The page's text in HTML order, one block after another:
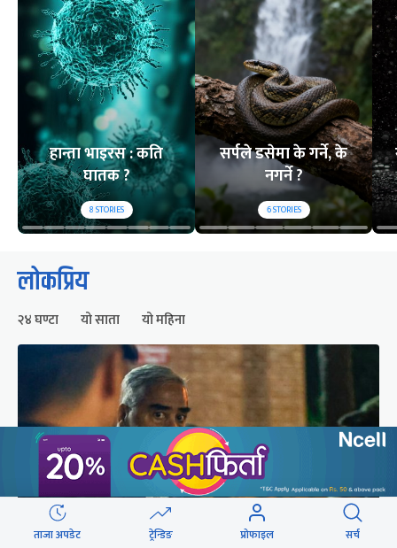
हान्ता भाइरस : कति
घातक ?
8STORIES
सर्पले डसेमा के गर्ने, के
नगर्ने ?
6STORIES
लोकप्रिय
२४ घण्टा यो साता यो महिना
ताजा अपडेट ट्रेन्डिङ प्रोफाइल सर्च